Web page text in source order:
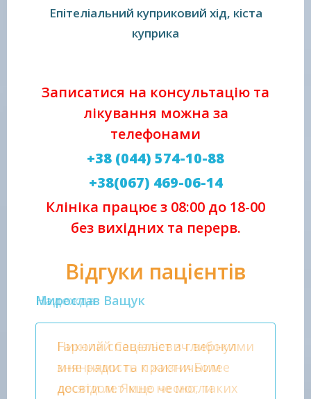
Епітеліальний куприковий хід, кіста
куприка
Записатися на консультацію та
лікування можна за
телефонами
+38 (044) 574-10-88
+38(067) 469-06-14
Клініка працює з 08:00 до 18-00
без вихідних та перерв.
Відгуки пацієнтів
Мирослав Ващук
Гарний спеціаліст з глибокими
зняннями та практичним
досвідом. Якщо чесно, таких